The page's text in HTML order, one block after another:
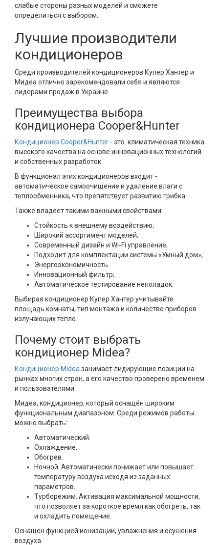
слабые стороны разных моделей и сможете
определиться с выбором.
Лучшие производители
кондиционеров
Среди производителей кондиционеров Купер Хантер и
Мидеа отлично зарекомендовали себя и являются
лидерами продаж в Украине.
Преимущества выбора
кондиционера Cooper&Hunter
Кондиционер Cooper&Hunter - это климатическая техника
высокого качества на основе инновационных технологий
и собственных разработок.
В функционал этих кондиционеров входит -
автоматическое самоочищение и удаление влаги с
теплообменника, что препятствует развитию грибка.
Также владеет такими важными свойствами:
Стойкость к внешнему воздействию;
Широкий ассортимент моделей;
Современный дизайн и Wi-Fi управление;
Подходит для комплектации системы «Умный дом»;
Энергоэкономичность.
Инновационный фильтр;
Автоматическое тестирование неполадок.
Выбирая кондиционер Купер Хантер учитывайте
площадь комнаты, тип монтажа и количество приборов
излучающих тепло.
Почему стоит выбрать
кондиционер Midea?
Кондиционер Midea занимает лидирующие позиции на
рынках многих стран, а его качество проверено временем
и пользователями.
Мидеа, кондиционер, который оснащён широким
функциональным диапазоном. Среди режимов работы
можно выбрать:
Автоматический.
Охлаждение.
Обогрев.
Ночной. Автоматически понижает или повышает
температуру воздуха исходя из заданных
параметров.
Турборежим. Активация максимальной мощности,
что позволяет за короткое время как обогреть, так
и охладить помещение.
Оснащён функцией ионизации, увлажнения и осушения
воздуха.